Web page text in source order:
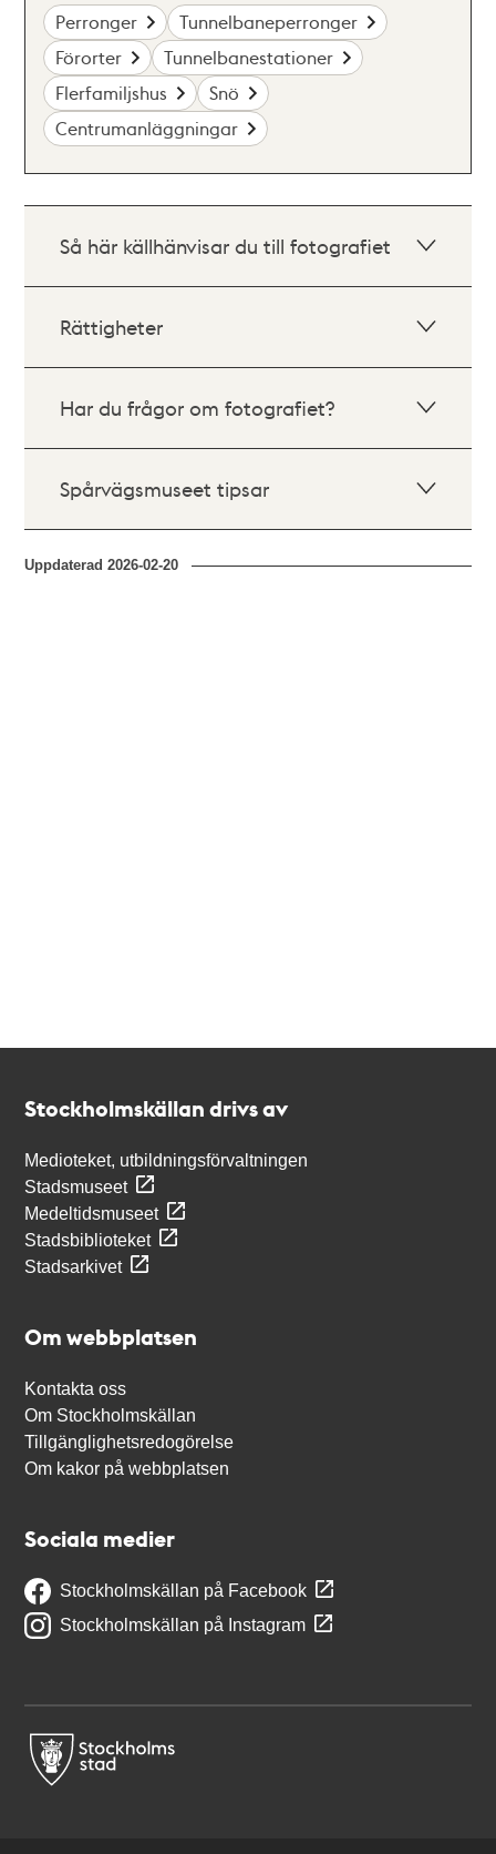
Perronger
Tunnelbaneperronger
Förorter
Tunnelbanestationer
Flerfamiljshus
Snö
Centrumanläggningar
Så här källhänvisar du till fotografiet
Rättigheter
Har du frågor om fotografiet?
Spårvägsmuseet tipsar
Uppdaterad2026-02-20
Stockholmskällan drivs av
Medioteket, utbildningsförvaltningen
Stadsmuseet
Medeltidsmuseet
Stadsbiblioteket
Stadsarkivet
Om webbplatsen
Kontakta oss
Om Stockholmskällan
Tillgänglighetsredogörelse
Om kakor på webbplatsen
Sociala medier
Stockholmskällan på Facebook
Stockholmskällan på Instagram